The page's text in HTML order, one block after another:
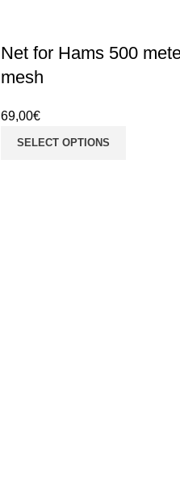
Net for Hams 500
mesh
69,00€
SELECT OPTIONS